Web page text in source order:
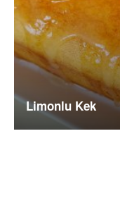
Limonlu Kek